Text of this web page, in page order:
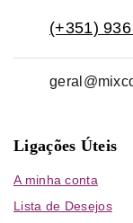
(+351)
Ligações Úteis
A minha conta
Lista de Desejos